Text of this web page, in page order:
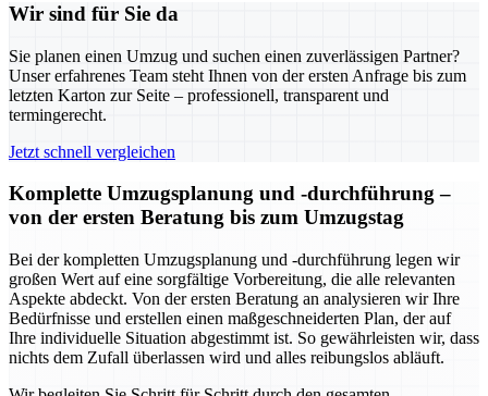
Wir sind für Sie da
Sie planen einen Umzug und suchen einen zuverlässigen Partner?
Unser erfahrenes Team steht Ihnen von der ersten Anfrage bis zum
letzten Karton zur Seite – professionell, transparent und
termingerecht.
Jetzt schnell vergleichen
Komplette Umzugsplanung und -durchführung –
von der ersten Beratung bis zum Umzugstag
Bei der kompletten Umzugsplanung und -durchführung legen wir
großen Wert auf eine sorgfältige Vorbereitung, die alle relevanten
Aspekte abdeckt. Von der ersten Beratung an analysieren wir Ihre
Bedürfnisse und erstellen einen maßgeschneiderten Plan, der auf
Ihre individuelle Situation abgestimmt ist. So gewährleisten wir, dass
nichts dem Zufall überlassen wird und alles reibungslos abläuft.